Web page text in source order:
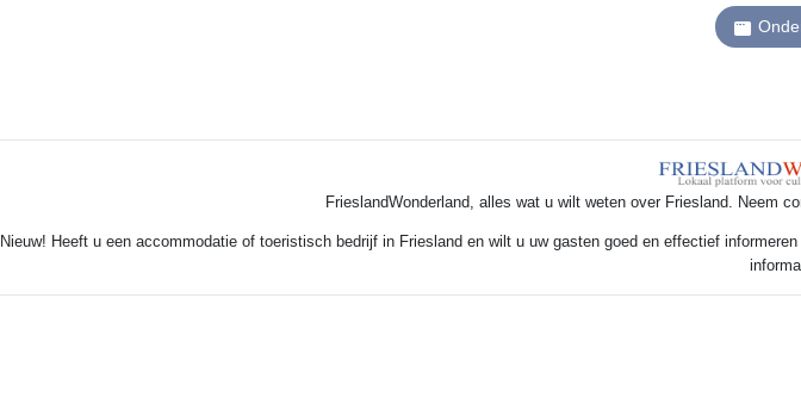
FrieslandWonderland, alles wat u wilt weten over Friesland. Neem
Nieuw! Heeft u een accommodatie of toeristisch bedrijf in Friesland en wilt u uw gasten goed en effectief